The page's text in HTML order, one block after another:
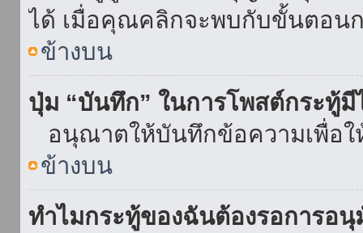
ได้ เมื่อคุณคลิกจะพบกับขั้นตอน
ข้างบน
ปุ่ม “บันทึก” ในการโพสต์กระทู้มี
อนุณาตให้บันทึกข้อความเพื่อใ
ข้างบน
ทำไมกระทู้ของฉันต้องรอการอนุ